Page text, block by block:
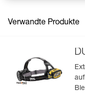
Verwandte Produkte